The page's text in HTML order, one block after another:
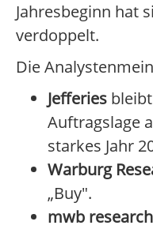
Jahresbeginn hat
verdoppelt.
Die
Jefferies
Auftragslage
starkes Jahr
Warburg
„Buy".
mwb research